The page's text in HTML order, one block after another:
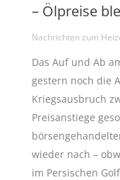
– Ölpreise
Nachrichten zum
Das Auf und Ab
gestern noch die
Kriegsausbruch
Preisanstiege
wieder nach –
im Persischen